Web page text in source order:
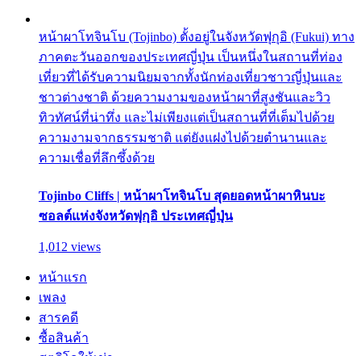
หน้าผาโทจินโบ (Tojinbo) ตั้งอยู่ในจังหวัดฟุกุอิ (Fukui) ทาง
ภาคตะวันออกของประเทศญี่ปุ่น เป็นหนึ่งในสถานที่ท่อง
เที่ยวที่ได้รับความนิยมจากทั้งนักท่องเที่ยวชาวญี่ปุ่นและ
ชาวต่างชาติ ด้วยความงามของหน้าผาที่สูงชันและวิว
ทิวทัศน์ที่น่าทึ่ง และไม่เพียงแต่เป็นสถานที่ที่เต็มไปด้วย
ความงามจากธรรมชาติ แต่ยังแฝงไปด้วยตำนานและ
ความเชื่อที่ลึกซึ้งด้วย
Tojinbo Cliffs | หน้าผาโทจินโบ สุดยอดหน้าผาหินบะ
ซอลต์แห่งจังหวัดฟุกุอิ ประเทศญี่ปุ่น
1,012 views
หน้าแรก
เพลง
สารคดี
ซื้อสินค้า